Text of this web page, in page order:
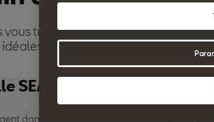
vous trouverez les alternatives
SEAT Arona
dans notre SUV urbain haut de gamme,